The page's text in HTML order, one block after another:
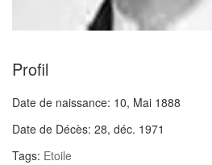
Profil
Date de naissance: 10, Mai 1888
Date de Décès: 28, déc. 1971
Tags: Etoile